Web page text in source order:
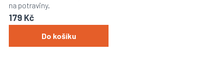
179 Kč
Do košíku
na potraviny.